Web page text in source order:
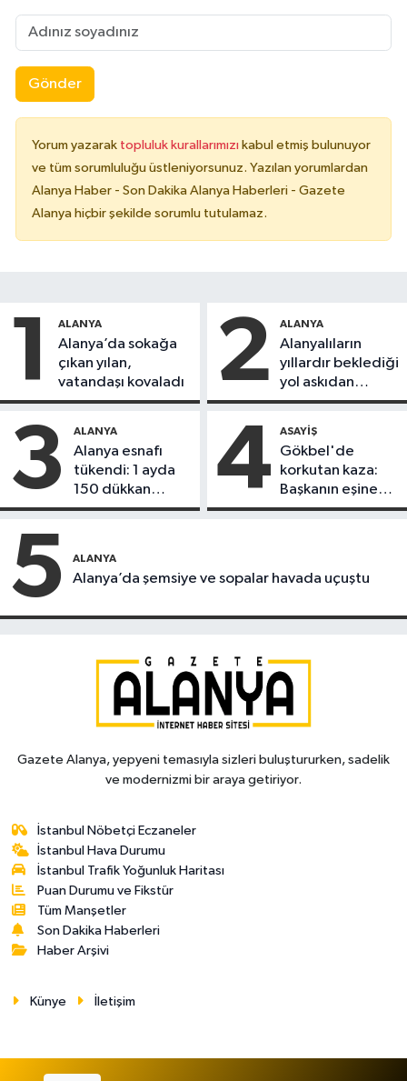
Gönder
Yorum yazarak topluluk kurallarımızı kabul etmiş bulunuyor
ve tüm sorumluluğu üstleniyorsunuz. Yazılan yorumlardan
Alanya Haber - Son Dakika Alanya Haberleri - Gazete
Alanya hiçbir şekilde sorumlu tutulamaz.
1 ALANYA
Alanya’da sokağa
çıkan yılan,
vatandaşı kovaladı
2 ALANYA
Alanyalıların
yıllardır beklediği
yol askıdan
döndü
3 ALANYA
Alanya esnafı
tükendi: 1 ayda
150 dükkan
kapandı
4 ASAYIŞ
Gökbel'de
korkutan kaza:
Başkanın eşine
motosiklet çarptı
5 ALANYA
Alanya’da şemsiye ve sopalar havada uçuştu
Gazete Alanya, yepyeni temasıyla sizleri buluştururken, sadelik
ve modernizmi bir araya getiriyor.
İstanbul Nöbetçi Eczaneler
İstanbul Hava Durumu
İstanbul Trafik Yoğunluk Haritası
Puan Durumu ve Fikstür
Tüm Manşetler
Son Dakika Haberleri
Haber Arşivi
Künye İletişim